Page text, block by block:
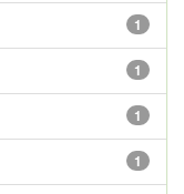
1
1
1
1